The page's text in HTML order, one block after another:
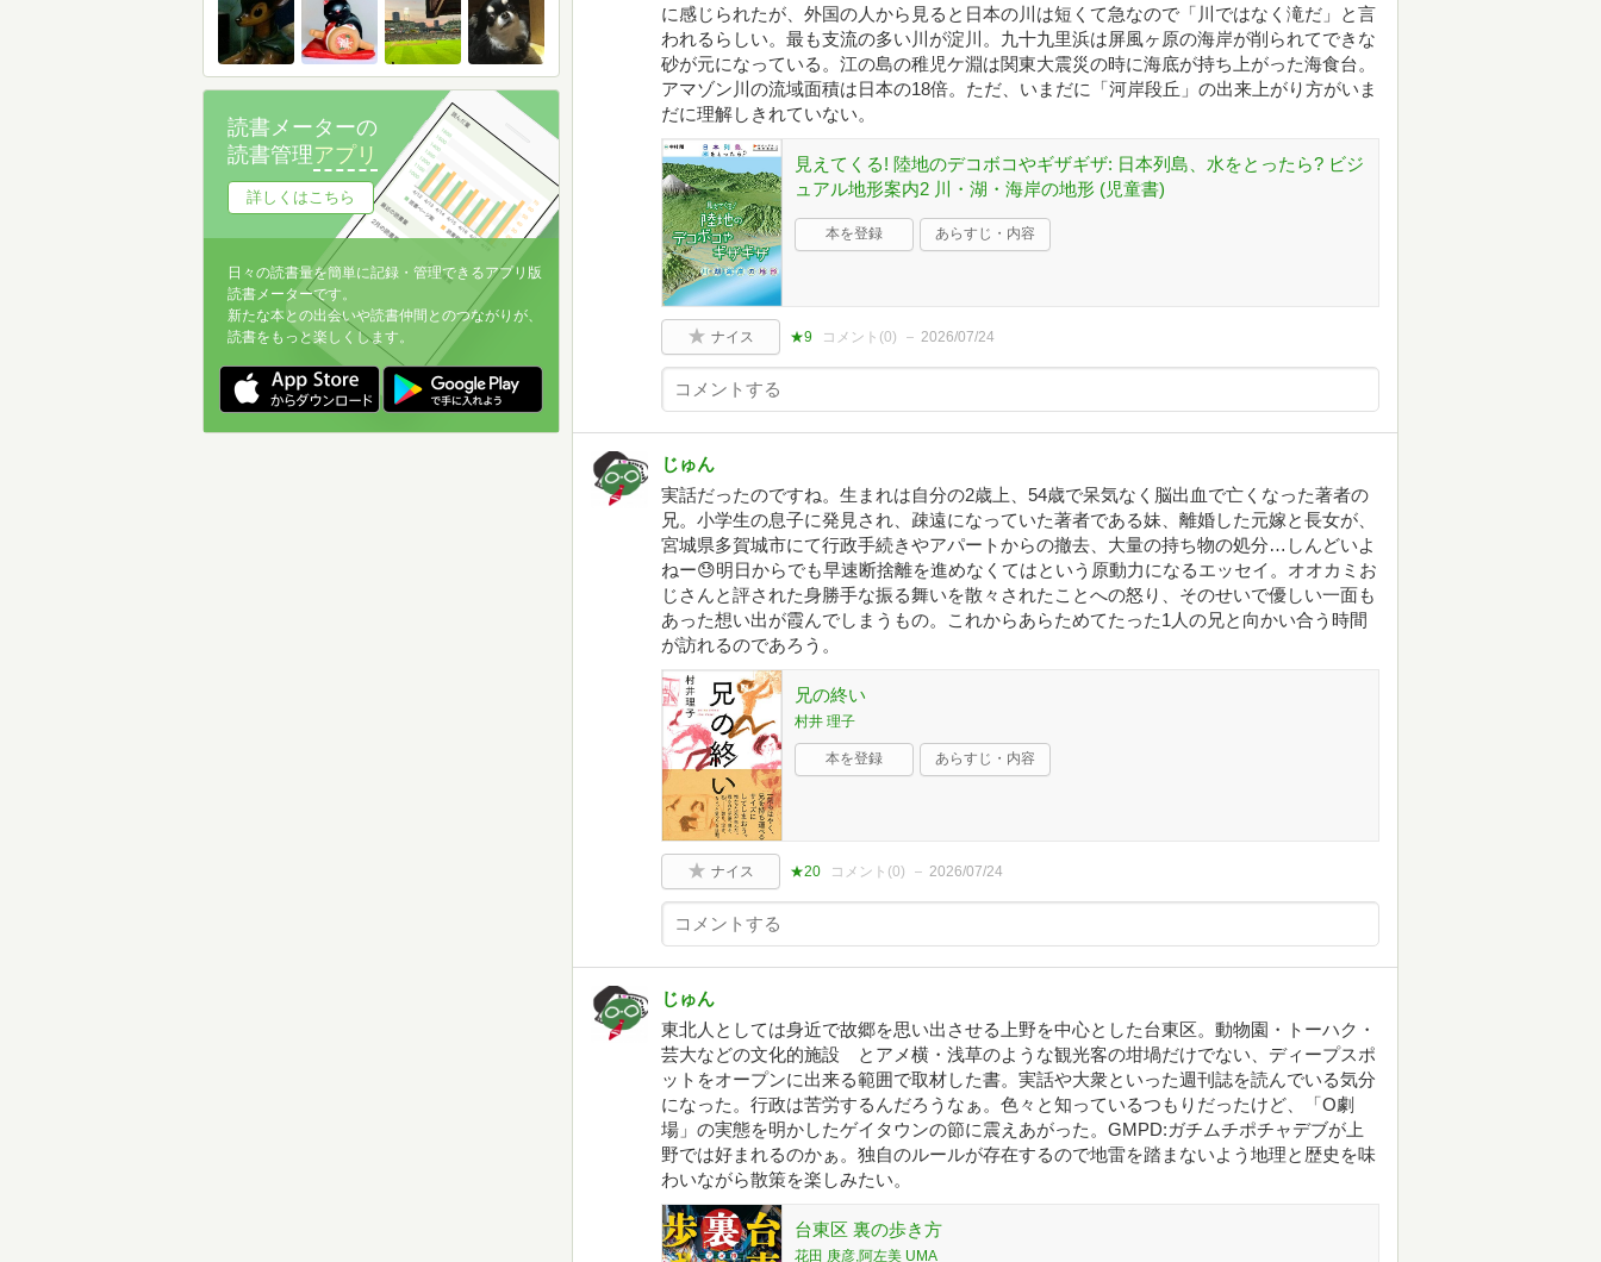
に感じられたが、外国の人から見ると日本の川は短くて急なので「川ではなく滝だ」と言
われるらしい。最も支流の多い川が淀川。九十九里浜は屏風ヶ原の海岸が削られてできな
砂が元になっている。江の島の稚児ケ淵は関東大震災の時に海底が持ち上がった海食台。
アマゾン川の流域面積は日本の18倍。ただ、いまだに「河岸段丘」の出来上がり方がいま
だに理解しきれていない。
見えてくる! 陸地のデコボコやギザギザ: 日本列島、水をとったら? ビジ
ュアル地形案内2 川・湖・海岸の地形 (児童書)
本を登録 あらすじ・内容
ナイス ★9 コメント(0) 2026/07/24
じゅん
実話だったのですね。生まれは自分の2歳上、54歳で呆気なく脳出血で亡くなった著者の
兄。小学生の息子に発見され、疎遠になっていた著者である妹、離婚した元嫁と長女が、
宮城県多賀城市にて行政手続きやアパートからの撤去、大量の持ち物の処分…しんどいよ
ねー😓明日からでも早速断捨離を進めなくてはという原動力になるエッセイ。オオカミお
じさんと評された身勝手な振る舞いを散々されたことへの怒り、そのせいで優しい一面も
あった想い出が霞んでしまうもの。これからあらためてたった1人の兄と向かい合う時間
が訪れるのであろう。
兄の終い
村井 理子
本を登録 あらすじ・内容
ナイス ★20 コメント(0) 2026/07/24
じゅん
東北人としては身近で故郷を思い出させる上野を中心とした台東区。動物園・トーハク・
芸大などの文化的施設 とアメ横・浅草のような観光客の坩堝だけでない、ディープスポ
ットをオープンに出来る範囲で取材した書。実話や大衆といった週刊誌を読んでいる気分
になった。行政は苦労するんだろうなぁ。色々と知っているつもりだったけど、「O劇
場」の実態を明かしたゲイタウンの節に震えあがった。GMPD:ガチムチポチャデブが上
野では好まれるのかぁ。独自のルールが存在するので地雷を踏まないよう地理と歴史を味
わいながら散策を楽しみたい。
台東区 裏の歩き方
花田 庚彦,阿左美 UMA
読書メーターの
読書管理アプリ
詳しくはこちら
日々の読書量を簡単に記録・管理できるアプリ版
読書メーターです。
新たな本との出会いや読書仲間とのつながりが、
読書をもっと楽しくします。